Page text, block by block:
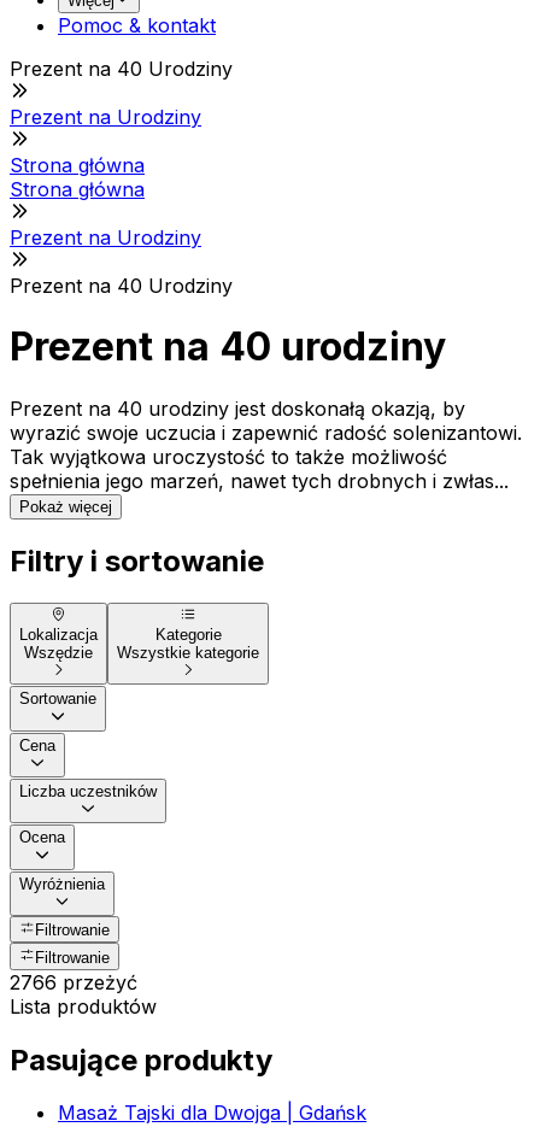
Pomoc & kontakt
Prezent na 40 Urodziny
Prezent na Urodziny
Strona główna
Strona główna
Prezent na Urodziny
Prezent na 40 Urodziny
Prezent na 40 urodziny
Prezent na 40 urodziny jest doskonałą okazją, by
wyrazić swoje uczucia i zapewnić radość solenizantowi.
Tak wyjątkowa uroczystość to także możliwość
spełnienia jego marzeń, nawet tych drobnych i zwłas...
Pokaż więcej
Filtry i sortowanie
Lokalizacja
Wszędzie
Kategorie
Wszystkie kategorie
Sortowanie
Cena
Liczba uczestników
Ocena
Wyróżnienia
Filtrowanie
Filtrowanie
2766 przeżyć
Lista produktów
Pasujące produkty
Masaż Tajski dla Dwojga | Gdańsk